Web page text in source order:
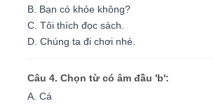
B. Bạn có khỏe không?
C. Tôi thích đọc sách.
D. Chúng ta đi chơi nhé.
Câu 4. Chọn từ có âm đầu 'b':
A. Cá